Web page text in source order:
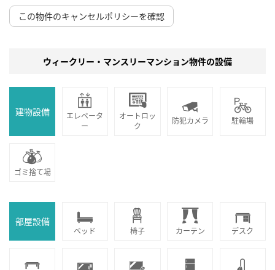
この物件のキャンセルポリシーを確認
ウィークリー・マンスリーマンション物件の設備
建物設備
エレベータ
ー
オートロッ
ク
防犯カメラ 駐輪場
ゴミ捨て場
部屋設備
ベッド 椅子 カーテン デスク